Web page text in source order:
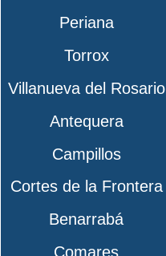
Periana
Torrox
Villanueva del Rosario
Antequera
Campillos
Cortes de la Frontera
Benarrabá
Comares